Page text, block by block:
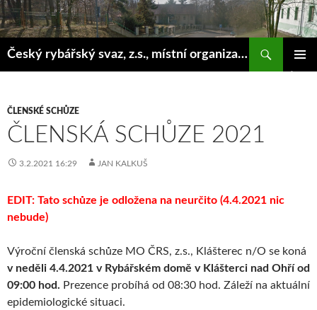
Český rybářský svaz, z.s., místní organizace Klášterec nad Ohří
Hledat
WEBU
ČLENSKÉ SCHŮZE
ČLENSKÁ SCHŮZE 2021
3.2.2021 16:29 JAN KALKUŠ
EDIT: Tato schůze je odložena na neurčito (4.4.2021 nic
nebude)
Výroční členská schůze MO ČRS, z.s., Klášterec n/O se koná
v neděli 4.4.2021 v Rybářském domě v Klášterci nad Ohří od
09:00 hod. Prezence probíhá od 08:30 hod. Záleží na aktuální
epidemiologické situaci.